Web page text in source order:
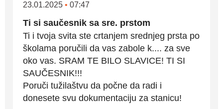
23.01.2025 • 07:47
Ti si saučesnik sa sre. prstom
Ti i tvoja svita ste crtanjem srednjeg prsta po
školama poručili da vas zabole k.... za sve
oko vas. SRAM TE BILO SLAVICE! TI SI
SAUČESNIK!!!
Poruči tužilaštvu da počne da radi i
donesete svu dokumentaciju za stanicu!